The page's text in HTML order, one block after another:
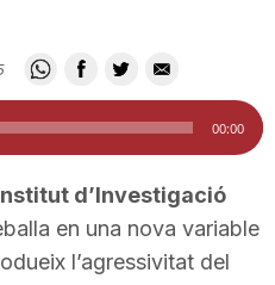
00:00
d’Investigació
en una nova variable
l’agressivitat del